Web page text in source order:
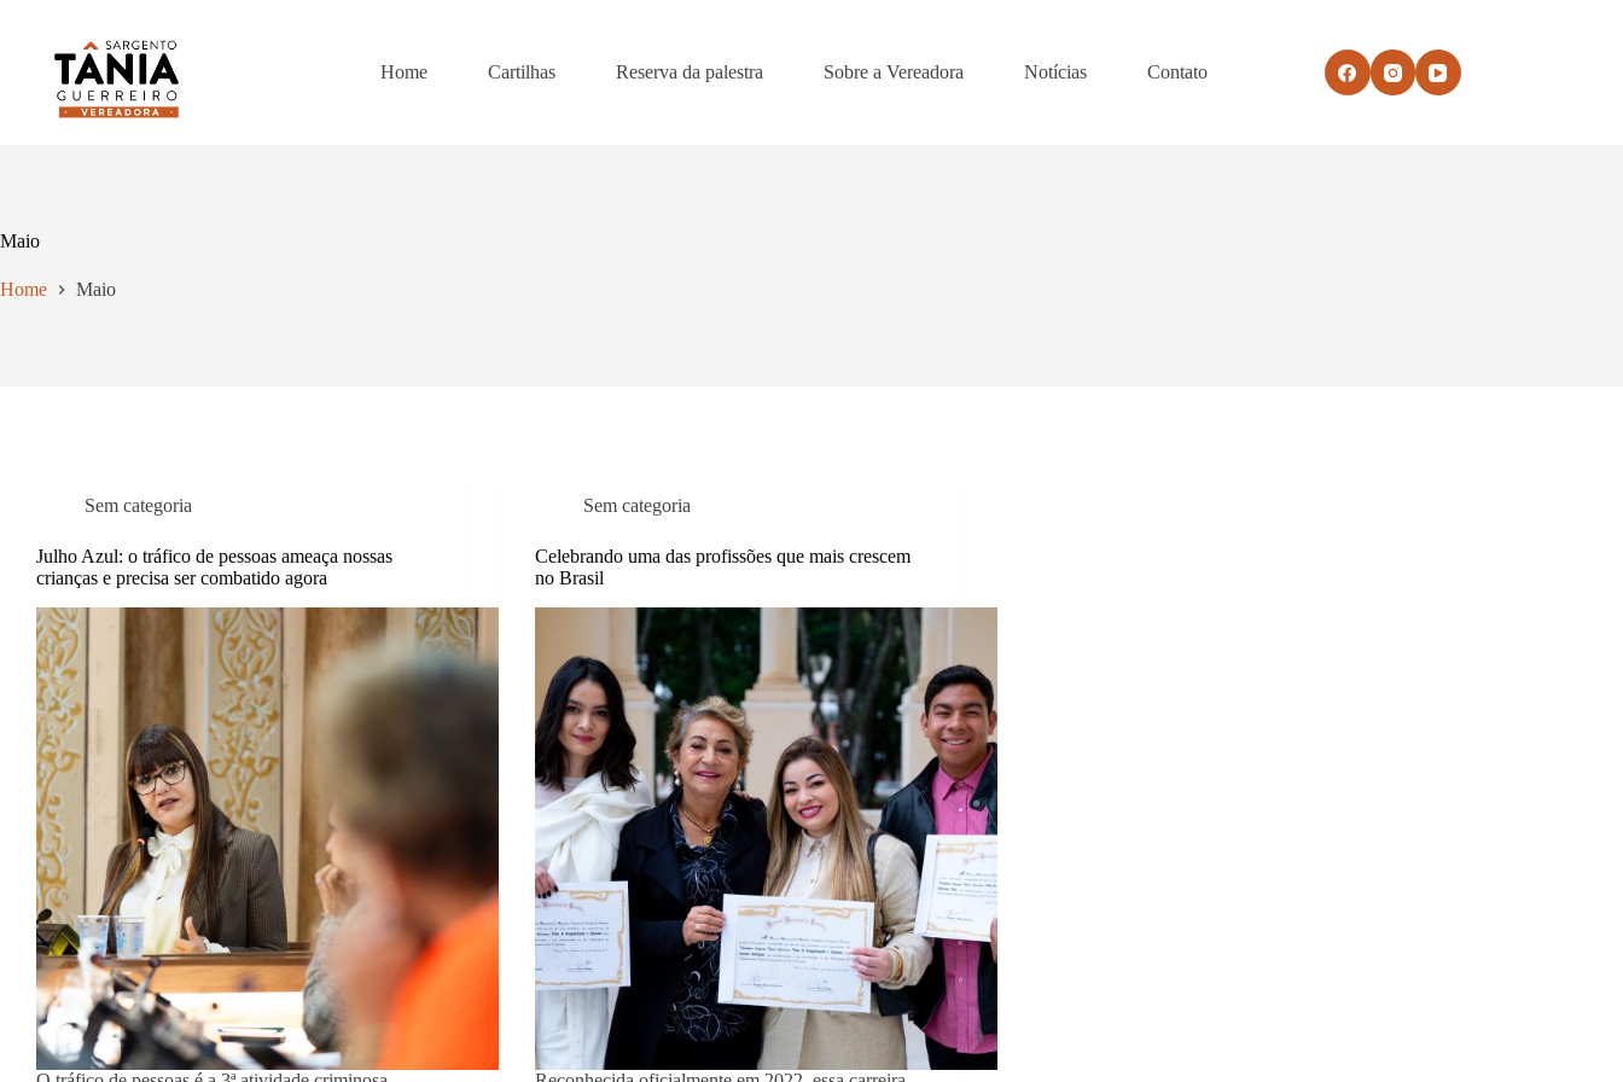
Home Cartilhas Reserva da palestra Sobre a Vereadora Notícias Contato
Maio
Home Maio
Sem categoria
Julho Azul: o tráfico de pessoas ameaça nossas
crianças e precisa ser combatido agora
Sem categoria
Celebrando uma das profissões que mais crescem
no Brasil